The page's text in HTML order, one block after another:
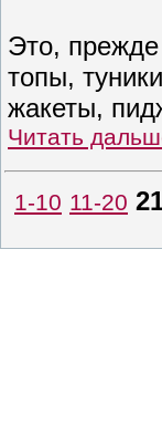
Это, прежде
топы,
жакеты,
Читать
1-10 11-20